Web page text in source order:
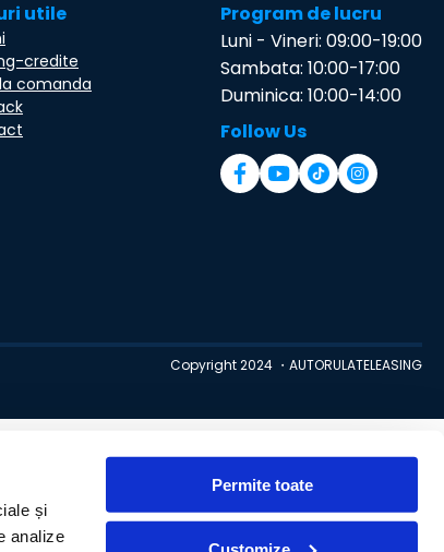
și
analize
Permite toate
utile
credite
comanda
Program de lucru
Luni - Vineri: 09:00-19:00
Sambata: 10:00-17:00
Duminica: 10:00-14:00
Follow Us
Copyright 2024 ・AUTORULATELEASING